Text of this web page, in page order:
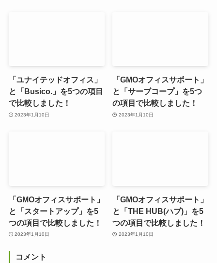
「ユナイテッドオフィス」
と「Busico.」を5つの項目
で比較しました！
2023年1月10日
「GMOオフィスサポート」
と「サーブコープ」を5つ
の項目で比較しました！
2023年1月10日
「GMOオフィスサポート」
と「スタートアップ」を5
つの項目で比較しました！
2023年1月10日
「GMOオフィスサポート」
と「THE HUB(ハブ)」を5
つの項目で比較しました！
2023年1月10日
コメント